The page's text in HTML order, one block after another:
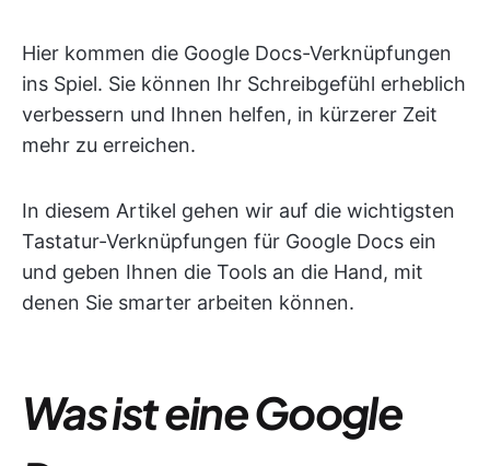
Hier kommen die Google Docs-Verknüpfungen
ins Spiel. Sie können Ihr Schreibgefühl erheblich
verbessern und Ihnen helfen, in kürzerer Zeit
mehr zu erreichen.
In diesem Artikel gehen wir auf die wichtigsten
Tastatur-Verknüpfungen für Google Docs ein
und geben Ihnen die Tools an die Hand, mit
denen Sie smarter arbeiten können.
Was ist eine Google